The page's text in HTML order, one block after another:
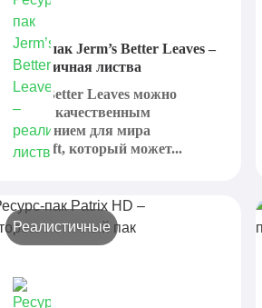
Ресурс-пак Jerm’s Better Leaves –
реалистичная листва
Jerm’s Better Leaves можно
назвать качественным
дополнением для мира
Minecraft, который может...
Реалистичные